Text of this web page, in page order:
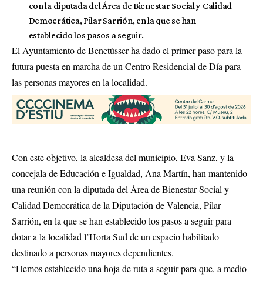
con la diputada del Área de Bienestar Social y Calidad
Democrática, Pilar Sarrión, en la que se han
establecido los pasos a seguir.
El Ayuntamiento de Benetússer ha dado el primer paso para la
futura puesta en marcha de un Centro Residencial de Día para
las personas mayores en la localidad.
Con este objetivo, la alcaldesa del municipio, Eva Sanz, y la
concejala de Educación e Igualdad, Ana Martín, han mantenido
una reunión con la diputada del Área de Bienestar Social y
Calidad Democrática de la Diputación de Valencia, Pilar
Sarrión, en la que se han establecido los pasos a seguir para
dotar a la localidad l’Horta Sud de un espacio habilitado
destinado a personas mayores dependientes.
“Hemos establecido una hoja de ruta a seguir para que, a medio